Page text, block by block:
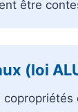
être
(loi